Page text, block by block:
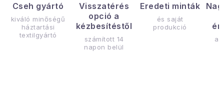
Cseh gyártó
kiváló minőségű
háztartási
textilgyártó
Visszatérés
opció a
kézbesítéstől
számított 14
napon belül
Eredeti minták
és saját
produkció